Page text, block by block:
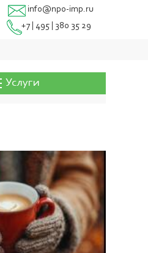
info@npo-imp.ru
+7 | 495 | 380 35 29
Услуги